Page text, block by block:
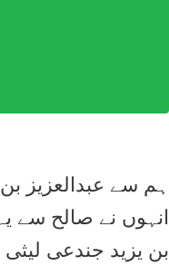
ہم سے عبدالعزیز بن
انہوں نے صالح سے
بن یزید جندعی